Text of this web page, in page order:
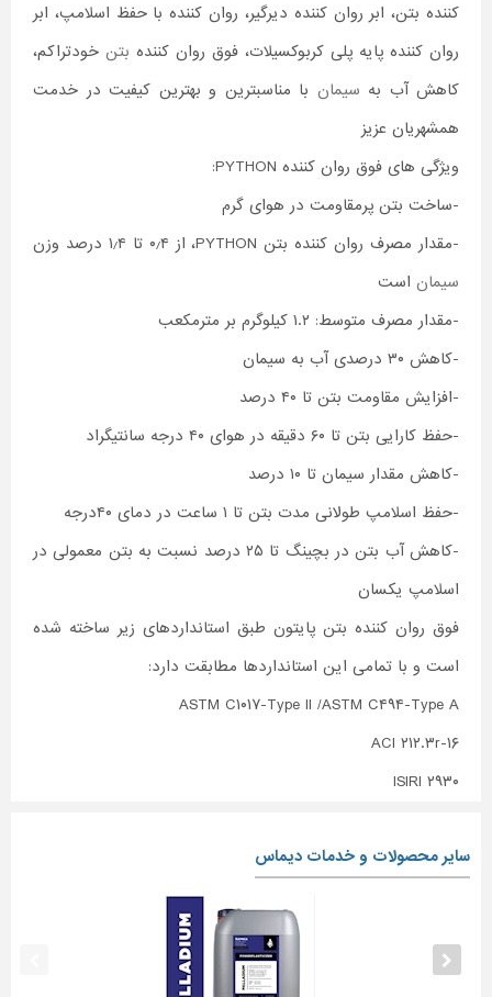
کننده بتن، ابر روان کننده دیرگیر، روان کننده با حفظ اسلامپ، ابر
روان کننده پایه پلی کربوکسیلات، فوق روان کننده بتن خودتراکم،
کاهش آب به سیمان با مناسبترین و بهترین کیفیت در خدمت
همشهریان عزیز
ویژگی های فوق روان کننده PYTHON:
-ساخت بتن پرمقاومت در هوای گرم
-مقدار مصرف روان کننده بتن PYTHON، از ۰٫۴ تا ۱٫۴ درصد وزن
سیمان است
-مقدار مصرف متوسط: ۱.۲ کیلوگرم بر مترمکعب
-کاهش ۳۰ درصدی آب به سیمان
-افزایش مقاومت بتن تا ۴۰ درصد
-حفظ کارایی بتن تا ۶۰ دقیقه در هوای ۴۰ درجه سانتیگراد
-کاهش مقدار سیمان تا ۱۰ درصد
-حفظ اسلامپ طولانی مدت بتن تا ۱ ساعت در دمای ۴۰درجه
-کاهش آب بتن در بچینگ تا ۲۵ درصد نسبت به بتن معمولی در
اسلامپ یکسان
فوق روان کننده بتن پایتون طبق استانداردهای زیر ساخته شده
است و با تمامی این استانداردها مطابقت دارد:
ASTM C۱۰۱۷-Type II /ASTM C۴۹۴-Type A
ACI ۲۱۲.۳r-۱۶
ISIRI ۲۹۳۰
سایر محصولات و خدمات دیماس